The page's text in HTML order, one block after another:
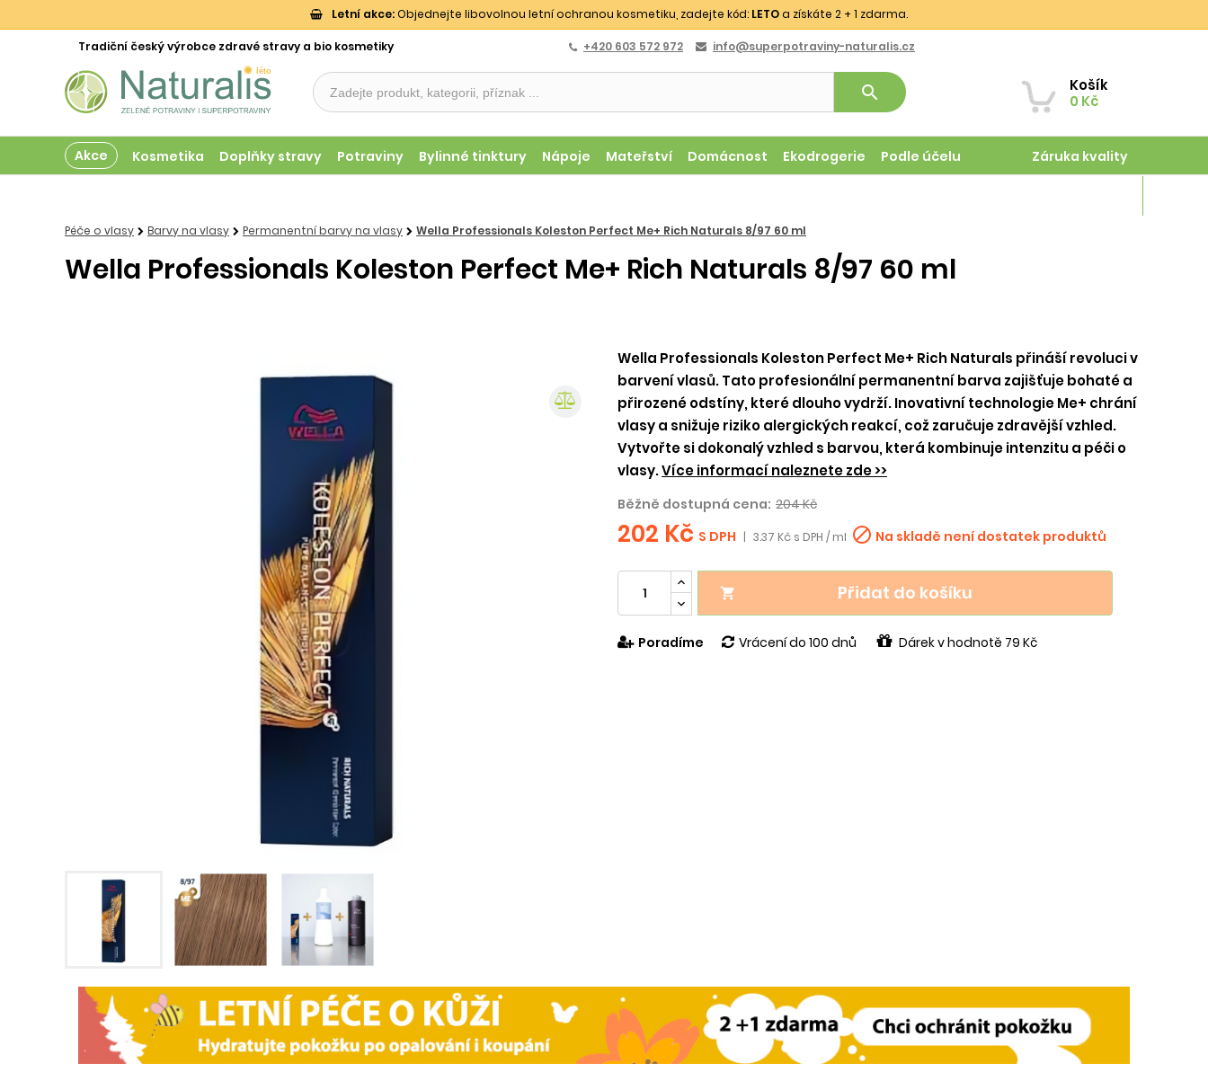
Letní akce:Objednejte libovolnou letní ochranou kosmetiku, zadejte kód: LETOa získáte 2 + 1 zdarma.
Tradiční český výrobce zdravé stravy a bio kosmetiky +420 603 572 972 info@superpotraviny-naturalis.cz
Košík
0 Kč
search
Akce Kosmetika Doplňky stravy Potraviny Bylinné tinktury Nápoje Mateřství Domácnost Ekodrogerie Podle účelu Záruka kvality
Péče o vlasy Barvy na vlasy Permanentní barvy na vlasy Wella Professionals Koleston Perfect Me+ Rich Naturals 8/97 60 ml
Wella Professionals Koleston Perfect Me+ Rich Naturals 8/97 60 ml
Wella Professionals Koleston Perfect Me+ Rich Naturals přináší revoluci v
barvení vlasů. Tato profesionální permanentní barva zajišťuje bohaté a
přirozené odstíny, které dlouho vydrží. Inovativní technologie Me+ chrání
vlasy a snižuje riziko alergických reakcí, což zaručuje zdravější vzhled.
Vytvořte si dokonalý vzhled s barvou, která kombinuje intenzitu a péči o
vlasy.Více informací naleznete zde >>
Běžně dostupná cena: 204 Kč
202 Kč S DPH | 3.37 Kč s DPH / ml  Na skladě není dostatek produktů
 Přidat do košíku
Poradíme Vrácení do 100 dnů Dárek v hodnotě 79 Kč